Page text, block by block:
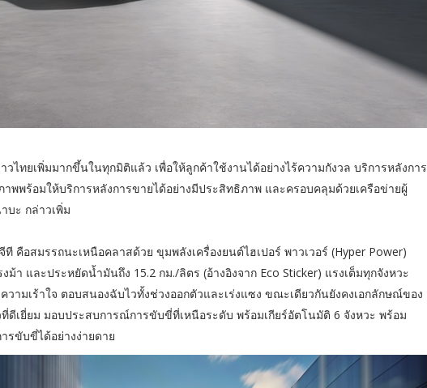
ไทยเพิ่มมากขึ้นในทุกมิติแล้ว เพื่อให้ลูกค้าใช้งานได้อย่างไร้ความกังวล บริการหลังการ
พพร้อมให้บริการหลังการขายได้อย่างมีประสิทธิภาพ และครอบคลุมด้วยเครือข่ายผู้
บะ กล่าวเพิ่ม
คือสมรรถนะเหนือคลาสด้วย ขุมพลังเครื่องยนต์ไฮเปอร์ พาวเวอร์ (Hyper Power)
ม้า และประหยัดน้ำมันถึง 15.2 กม./ลิตร (อ้างอิงจาก Eco Sticker) แรงเต็มทุกจังหวะ
ามเร้าใจ ตอบสนองฉับไวทั้งช่วงออกตัวและเร่งแซง ขณะเดียวกันยังคงเอกลักษณ์ของ
ดีเยี่ยม มอบประสบการณ์การขับขี่ที่เหนือระดับ พร้อมเกียร์อัตโนมัติ 6 จังหวะ พร้อม
รขับขี่ได้อย่างง่ายดาย